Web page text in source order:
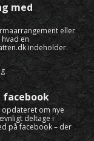
med
eller
en
indeholder.
facebook
opdateret om nye
deltage i
på facebook – der